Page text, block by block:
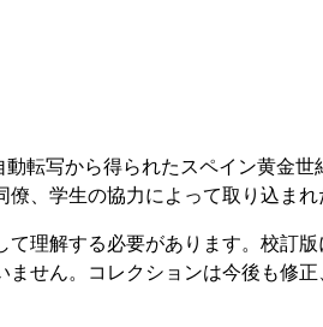
転写から得られたスペイン黄金
、学生の協力によって取り込まれ
て理解する必要があります。校訂
せん。コレクションは今後も修正